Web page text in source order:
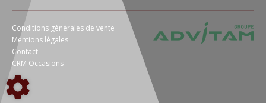
Conditions générales de vente
Mentions légales
Contact
CRM Occasions